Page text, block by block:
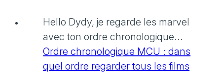
Hello Dydy, je regarde les marvel
avec ton ordre chronologique...
Ordre chronologique MCU : dans
quel ordre regarder tous les films